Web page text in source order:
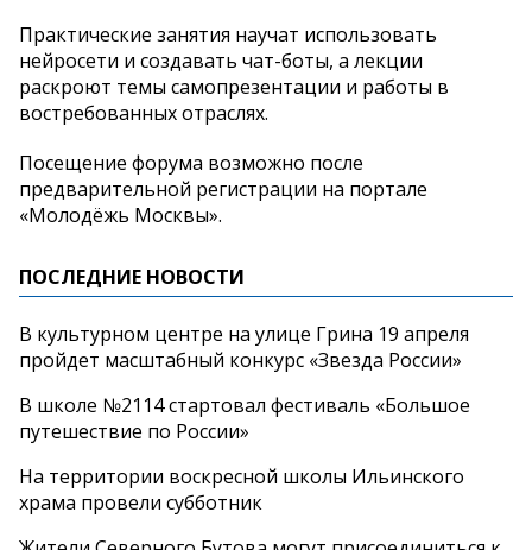
Практические занятия научат использовать
нейросети и создавать чат-боты, а лекции
раскроют темы самопрезентации и работы в
востребованных отраслях.
Посещение форума возможно после
предварительной регистрации на портале
«Молодёжь Москвы».
ПОСЛЕДНИЕ НОВОСТИ
В культурном центре на улице Грина 19 апреля
пройдет масштабный конкурс «Звезда России»
В школе №2114 стартовал фестиваль «Большое
путешествие по России»
На территории воскресной школы Ильинского
храма провели субботник